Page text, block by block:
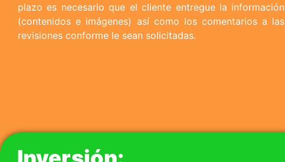
plazo es necesario que el cliente entregue la información
(contenidos e imágenes) así como los comentarios a las
revisiones conforme le sean solicitadas.